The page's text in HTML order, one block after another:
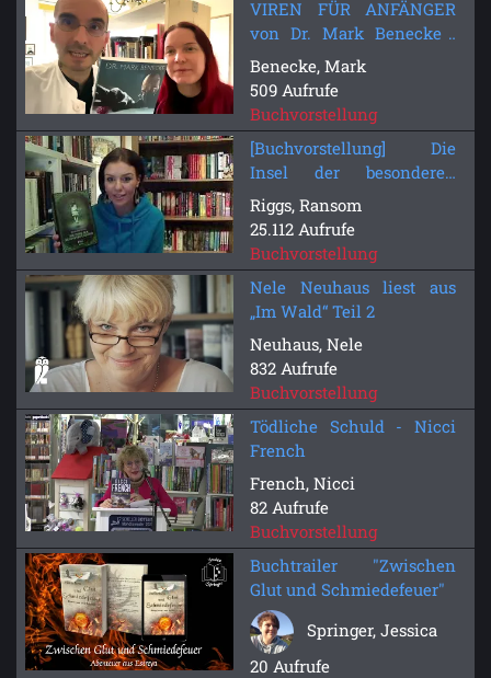
VIREN FÜR ANFÄNGER
von Dr. Mark Benecke |
Buchvorstellung | Bastei
Lübbe
Benecke, Mark
509 Aufrufe
Buchvorstellung
[Buchvorstellung] Die
Insel der besonderen
Kinder
Riggs, Ransom
25.112 Aufrufe
Buchvorstellung
Nele Neuhaus liest aus
„Im Wald“ Teil 2
Neuhaus, Nele
832 Aufrufe
Buchvorstellung
Tödliche Schuld - Nicci
French
French, Nicci
82 Aufrufe
Buchvorstellung
Buchtrailer "Zwischen
Glut und Schmiedefeuer"
Springer, Jessica
20 Aufrufe